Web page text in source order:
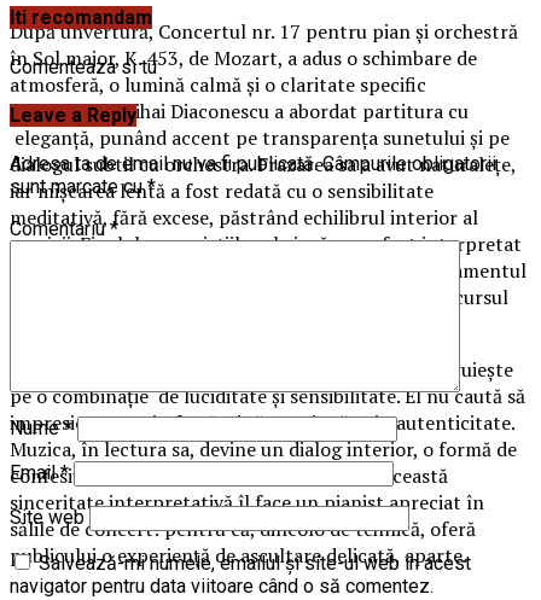
După unvertură, Concertul nr. 17 pentru pian și orchestră
în Sol major, K. 453, de Mozart, a adus o schimbare de
atmosferă, o lumină calmă și o claritate specific
mozartiană. Mihai Diaconescu a abordat partitura cu
eleganță, punând accent pe transparența sunetului și pe
dialogul subtil cu orchestra. Frazarea sa a avut naturalețe,
iar mișcarea lentă a fost redată cu o sensibilitate
meditativă, fără excese, păstrând echilibrul interior al
muzicii. Finalul, cu variațiile sale jucăușe, a fost interpretat
cu o lejeritate care a cucerit publicul, iar acompaniamentul
orchestral, atent și flexibil, a completat perfect discursul
Arta interpretativă a lui Mihai Diaconescu se construiește
pe o combinație de luciditate și sensibilitate. El nu caută să
impresioneze prin forță, ci să convingă prin autenticitate.
Muzica, în lectura sa, devine un dialog interior, o formă de
confesiune discretă, dar profundă. Tocmai această
sinceritate interpretativă îl face un pianist apreciat în
sălile de concert: pentru că, dincolo de tehnică, oferă
publicului o experiență de ascultare delicată, aparte.
Iti recomandam
Comenteaza si tu
Leave a Reply
Adresa ta de email nu va fi publicată. Câmpurile obligatorii
sunt marcate cu*
Comentariu*
Nume*
Email*
Site web
Salvează-mi numele, emailul și site-ul web în acest
navigator pentru data viitoare când o să comentez.